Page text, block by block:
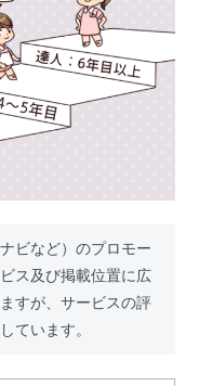
ビなど）のプロモー
ス及び掲載位置に広
すが、サービスの評
ています。